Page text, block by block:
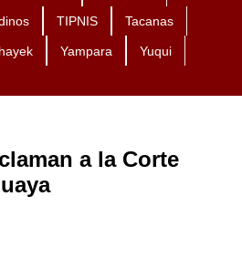
TIPNIS Tacanas
Yampara Yuqui
a la Corte